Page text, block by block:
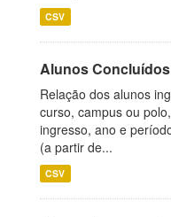
CSV
Alunos
Relação dos alunos
curso, campus ou
ingresso, ano e
(a partir de...
CSV